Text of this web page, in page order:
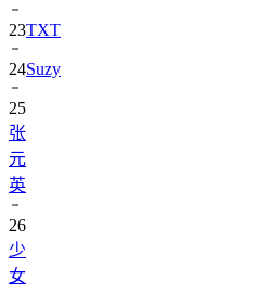
23TXT
24Suzy
25
张
元
英
26
少
女